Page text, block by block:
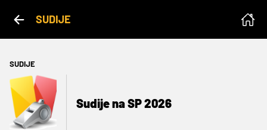
SUDIJE
SUDIJE
Sudije na SP 2026